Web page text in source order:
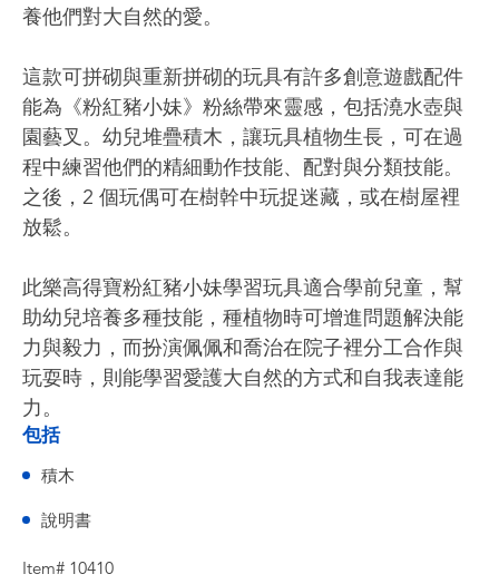
養他們對大自然的愛。
這款可拼砌與重新拼砌的玩具有許多創意遊戲配件
能為《粉紅豬小妹》粉絲帶來靈感，包括澆水壺與
園藝叉。幼兒堆疊積木，讓玩具植物生長，可在過
程中練習他們的精細動作技能、配對與分類技能。
之後，2 個玩偶可在樹幹中玩捉迷藏，或在樹屋裡
放鬆。
此樂高得寶粉紅豬小妹學習玩具適合學前兒童，幫
助幼兒培養多種技能，種植物時可增進問題解決能
力與毅力，而扮演佩佩和喬治在院子裡分工合作與
玩耍時，則能學習愛護大自然的方式和自我表達能
力。
包括
積木
說明書
Item# 10410